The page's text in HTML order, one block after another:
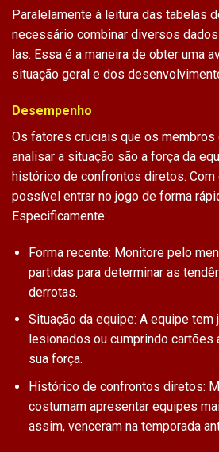
Paralelamente à leitura das tabelas
necessário combinar diversos
las. Essa é a maneira de obter uma
situação geral e dos
Desempenho
Os fatores cruciais que os membros
analisar a situação são a força da
histórico de confrontos diretos.
possível entrar no jogo de forma
Especificamente:
Forma recente: Monitore pelo
partidas para determinar as
derrotas.
Situação da equipe: A equipe
lesionados ou cumprindo cartões
sua força.
Histórico de confrontos diretos:
costumam apresentar equipes
assim, venceram na temporada